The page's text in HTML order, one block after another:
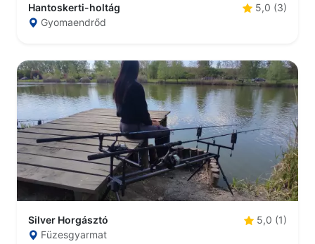
Hantoskerti-holtág
5,0 (3)
Gyomaendrőd
Silver Horgásztó
5,0 (1)
Füzesgyarmat